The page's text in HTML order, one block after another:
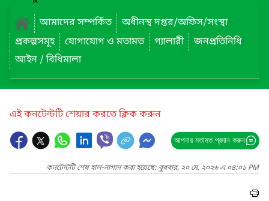
আমাদের সম্পর্কিত
অধীনস্থ দপ্তর/অফিস/সংস্থা
প্রকল্পসমূহ
যোগাযোগ ও মতামত গ্যালারী
জনপ্রতিনিধি
আইন / বিধিমালা
এই কনটেন্টটি শেয়ার করতে ক্লিক করুন
আপনার মতামত প্রদান করুন
কনটেন্টটি শেষ হাল-নাগাদ করা হয়েছে: বুধবার, ২০ মে, ২০২৬ এ ০৪:০১ PM